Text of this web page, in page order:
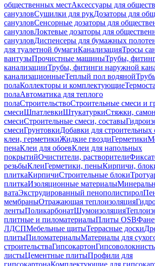
общественных местАксессуары для
санузловСушилки для рукДозаторы для
санузловСенсорные дозаторы для
санузловЛоктевые дозаторы для
санузловДиспенсеры для бумажных
для туалетной бумагиКанализацияТросы
вантузыПрочистные машиныТрубы,
канализацииТрубы, фитинги наружной
канализационныеТеплый пол водяной
полаКоллекторы и комплектующие
полаАвтоматика для теплого
полаСтроительствоСтроительные смеси и
смесиШпатлевкиШтукатуркиСтяжки,
смесиСтроительные смеси, составы
смесиГрунтовкиДобавки для строительных
клеи, герметикиЖидкие гвоздиГерметики
пенаКлеи для обоевКлеи для напольных
покрытийОчистители, растворители
резьбыКлеиГерметики, пеныКирпичи,
плиткаКирпичиСтроительные блоки
плиткаИзоляционные материалы
ватаЭкструдированный пенополистирол
мембраныОтражающая теплоизоляция
лентыПоликарбонатШумоизоляция
плитные и пиломатериалыПлиты OSB
ЛДСПМебельные щитыТеррасные доски
плитыПиломатериалыМатериалы для
строительстваГипсокартон
листыЦементные плитыПрофили для
гипсокартонаКомплектующие для